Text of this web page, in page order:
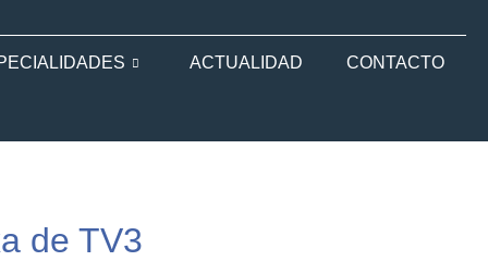
ACTUALIDAD CONTACTO
de TV3